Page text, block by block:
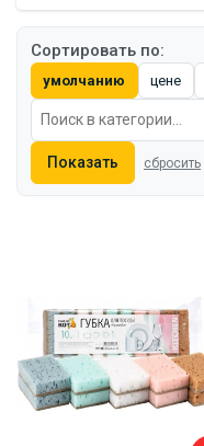
Сортировать по:
умолчанию цене
Показать сбросить